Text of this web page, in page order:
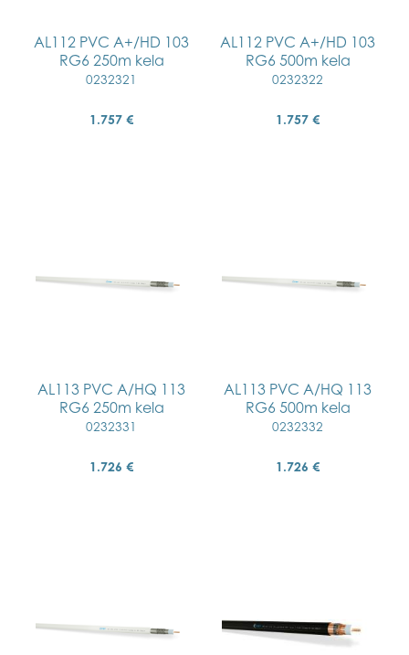
AL112 PVC A+/HD 103
RG6 250m kela
0232321
1.757 €
AL112 PVC A+/HD 103
RG6 500m kela
0232322
1.757 €
AL113 PVC A/HQ 113
RG6 250m kela
0232331
1.726 €
AL113 PVC A/HQ 113
RG6 500m kela
0232332
1.726 €